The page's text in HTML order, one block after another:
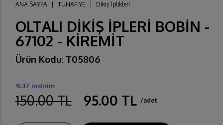
ANA SAYFA TUHAFİYE Dikiş İplikleri
OLTALI DİKİŞ İPLERİ BOBİN -
67102 - KİREMİT
Ürün Kodu: T05806
%37 indirim
150.00 TL 95.00 TL /adet